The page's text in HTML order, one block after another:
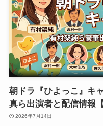
朝ドラ『ひよっこ』キ
真ら出演者と配信情報
2026年7月14日